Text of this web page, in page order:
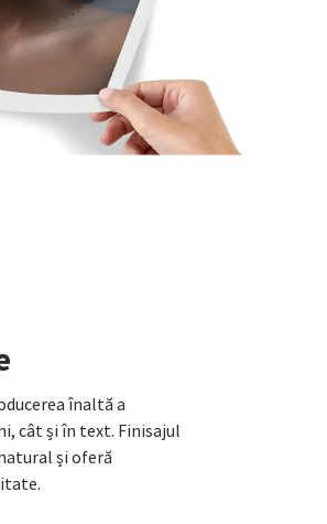
înaltă a
cât și în text. Finisajul
și oferă